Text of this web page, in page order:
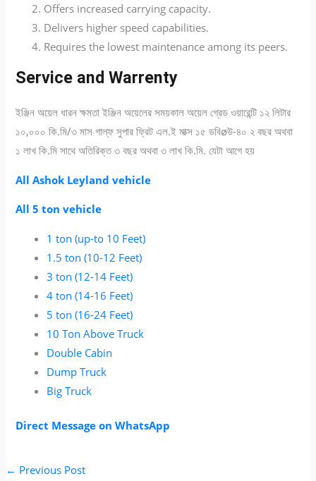
Offers increased carrying capacity.
Delivers higher speed capabilities.
Requires the lowest maintenance among its peers.
Service and Warrenty
ইঞ্জিন অয়েল ধারন ক্ষমতা ইঞ্জিন অয়েলের সময়কাল অয়েল গ্রেড ওয়ারেন্টি ১২ লিটার
১০,০০০ কি.মি/৩ মাস গাল্ফ সুপার ফ্রিট এল.ই মাক্স ১৫ ডবিøউ-৪০ ২ বছর অথবা
১ লাখ কি.মি সাথে অতিরিক্ত ৩ বছর অথবা ৩ লাখ কি.মি. যেটা আগে হয়
All Ashok Leyland vehicle
All 5 ton vehicle
1 ton (up-to 10 Feet)
1.5 ton (10-12 Feet)
3 ton (12-14 Feet)
4 ton (14-16 Feet)
5 ton (16-24 Feet)
10 Ton Above Truck
Double Cabin
Dump Truck
Big Truck
Direct Message on WhatsApp
← Previous Post